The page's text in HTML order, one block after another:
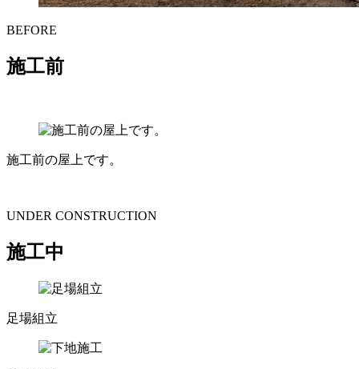
BEFORE
施工前
施工前の屋上です。
UNDER CONSTRUCTION
施工中
足場組立